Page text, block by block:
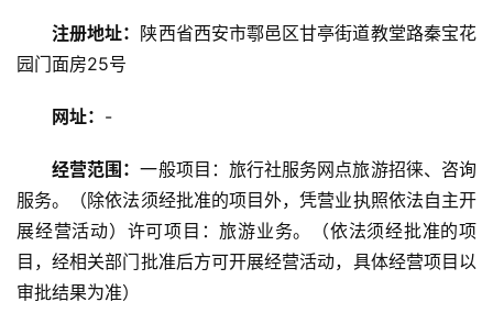
美
热
门
景
点
注册地址： 陕西省西安市鄠邑区甘亭街道教堂路秦宝花
园门面房25号
网址： -
经营范围：一般项目：旅行社服务网点旅游招徕、咨询
服务。（除依法须经批准的项目外，凭营业执照依法自主开
展经营活动）许可项目：旅游业务。（依法须经批准的项
目，经相关部门批准后方可开展经营活动，具体经营项目以
审批结果为准）